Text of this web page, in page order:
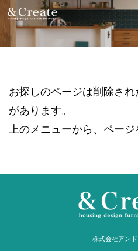
お探しのページは削除さ
があります。
上のメニューから、ページ
株式会社アン